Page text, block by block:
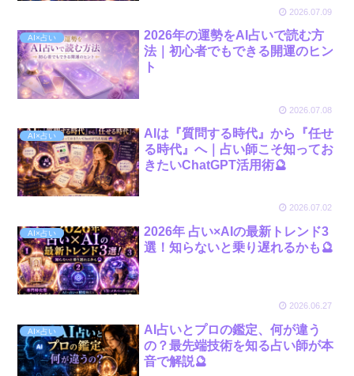
2026.07.09
AI×占い
2026年の運勢をAI占いで読む方
法｜初心者でもできる開運のヒン
ト
2026.07.08
AI×占い
AIは『質問する時代』から『任せ
る時代』へ｜占い師こそ知ってお
きたいChatGPT活用術🔮
2026.07.02
AI×占い
2026年 占い×AIの最新トレンド3
選！知らないと乗り遅れるかも🔮
2026.06.27
AI×占い
AI占いとプロの鑑定、何が違う
の？最先端技術を知る占い師が本
音で解説🔮